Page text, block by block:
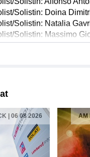
Solistin: Doina
Solistin: Natalia
Solistin: Massimo
Solistin: Piero
Solistin: Alfredo
Chor der Mailänder
Corrado Rovaris
111:40 min
SM/12/10/07/21
| 06 08 2026 AM